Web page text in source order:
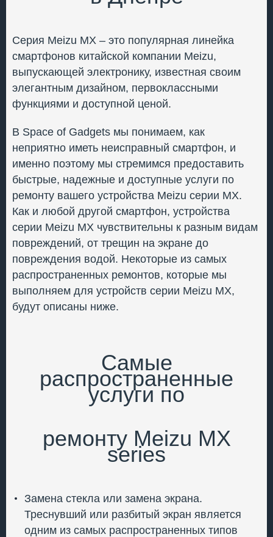
Серия Meizu MX – это популярная линейка
смартфонов китайской компании Meizu,
выпускающей электронику, известная своим
элегантным дизайном, первоклассными
функциями и доступной ценой.
В Space of Gadgets мы понимаем, как
неприятно иметь неисправный смартфон, и
именно поэтому мы стремимся предоставить
быстрые, надежные и доступные услуги по
ремонту вашего устройства Meizu серии MX.
Как и любой другой смартфон, устройства
серии Meizu MX чувствительны к разным видам
повреждений, от трещин на экране до
повреждения водой. Некоторые из самых
распространенных ремонтов, которые мы
выполняем для устройств серии Meizu MX,
будут описаны ниже.
Самые
распространенные
услуги по
ремонту Meizu MX
series
Замена стекла или замена экрана.
Треснувший или разбитый экран является
одним из самых распространенных типов